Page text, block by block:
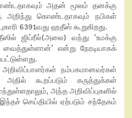
அதன் மூலம் தனக்கு
அறிந்து கொண்டதாகவும் நபிகள்
6391வது ஹதீஸ் கூறுகிறது.
ஜிப்ரீல்(அலை) வந்து ‘உமக்கு
என்று நேரடியாகக்
நம்பகமானவர்கள்
அதில் கூறப்படும் கருத்துக்கள்
அந்த அறிவிப்புகளில்
செய்தியில் ஏற்படும் சந்தேகம்